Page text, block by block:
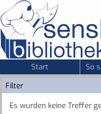
Start So
Filter
Es wurden keine Treffer